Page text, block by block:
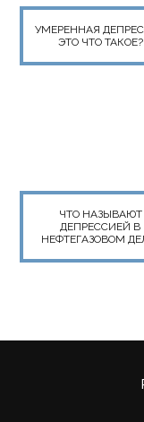
УМЕРЕННАЯ
ЭТО ЧТО ТАКОЕ?
ЧТО НАЗЫВАЮТ
ДЕПРЕССИЕЙ В
НЕФТЕГАЗОВОМ